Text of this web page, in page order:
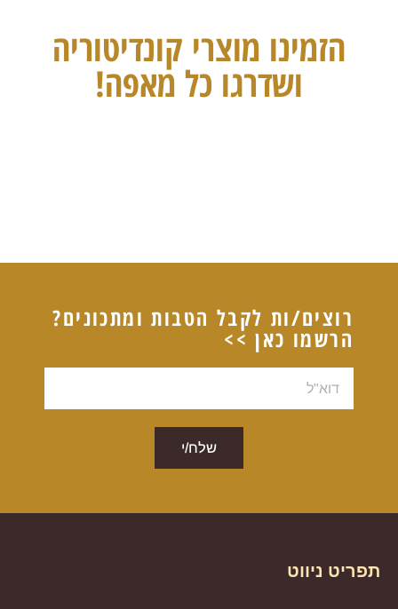
הזמינו מוצרי קונדיטוריה
ושדרגו כל מאפה!
רוצים/ות לקבל הטבות ומתכונים?
הרשמו כאן >>
שלח/י
תפריט ניווט